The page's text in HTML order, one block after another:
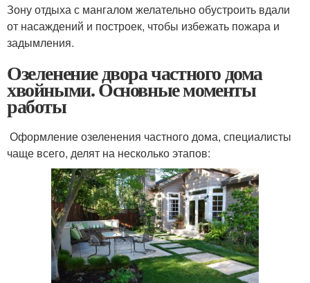
Зону отдыха с мангалом желательно обустроить вдали
от насаждений и построек, чтобы избежать пожара и
задымления.
Озеленение двора частного дома
хвойными. Основные моменты
работы
Оформление озеленения частного дома, специалисты
чаще всего, делят на несколько этапов: